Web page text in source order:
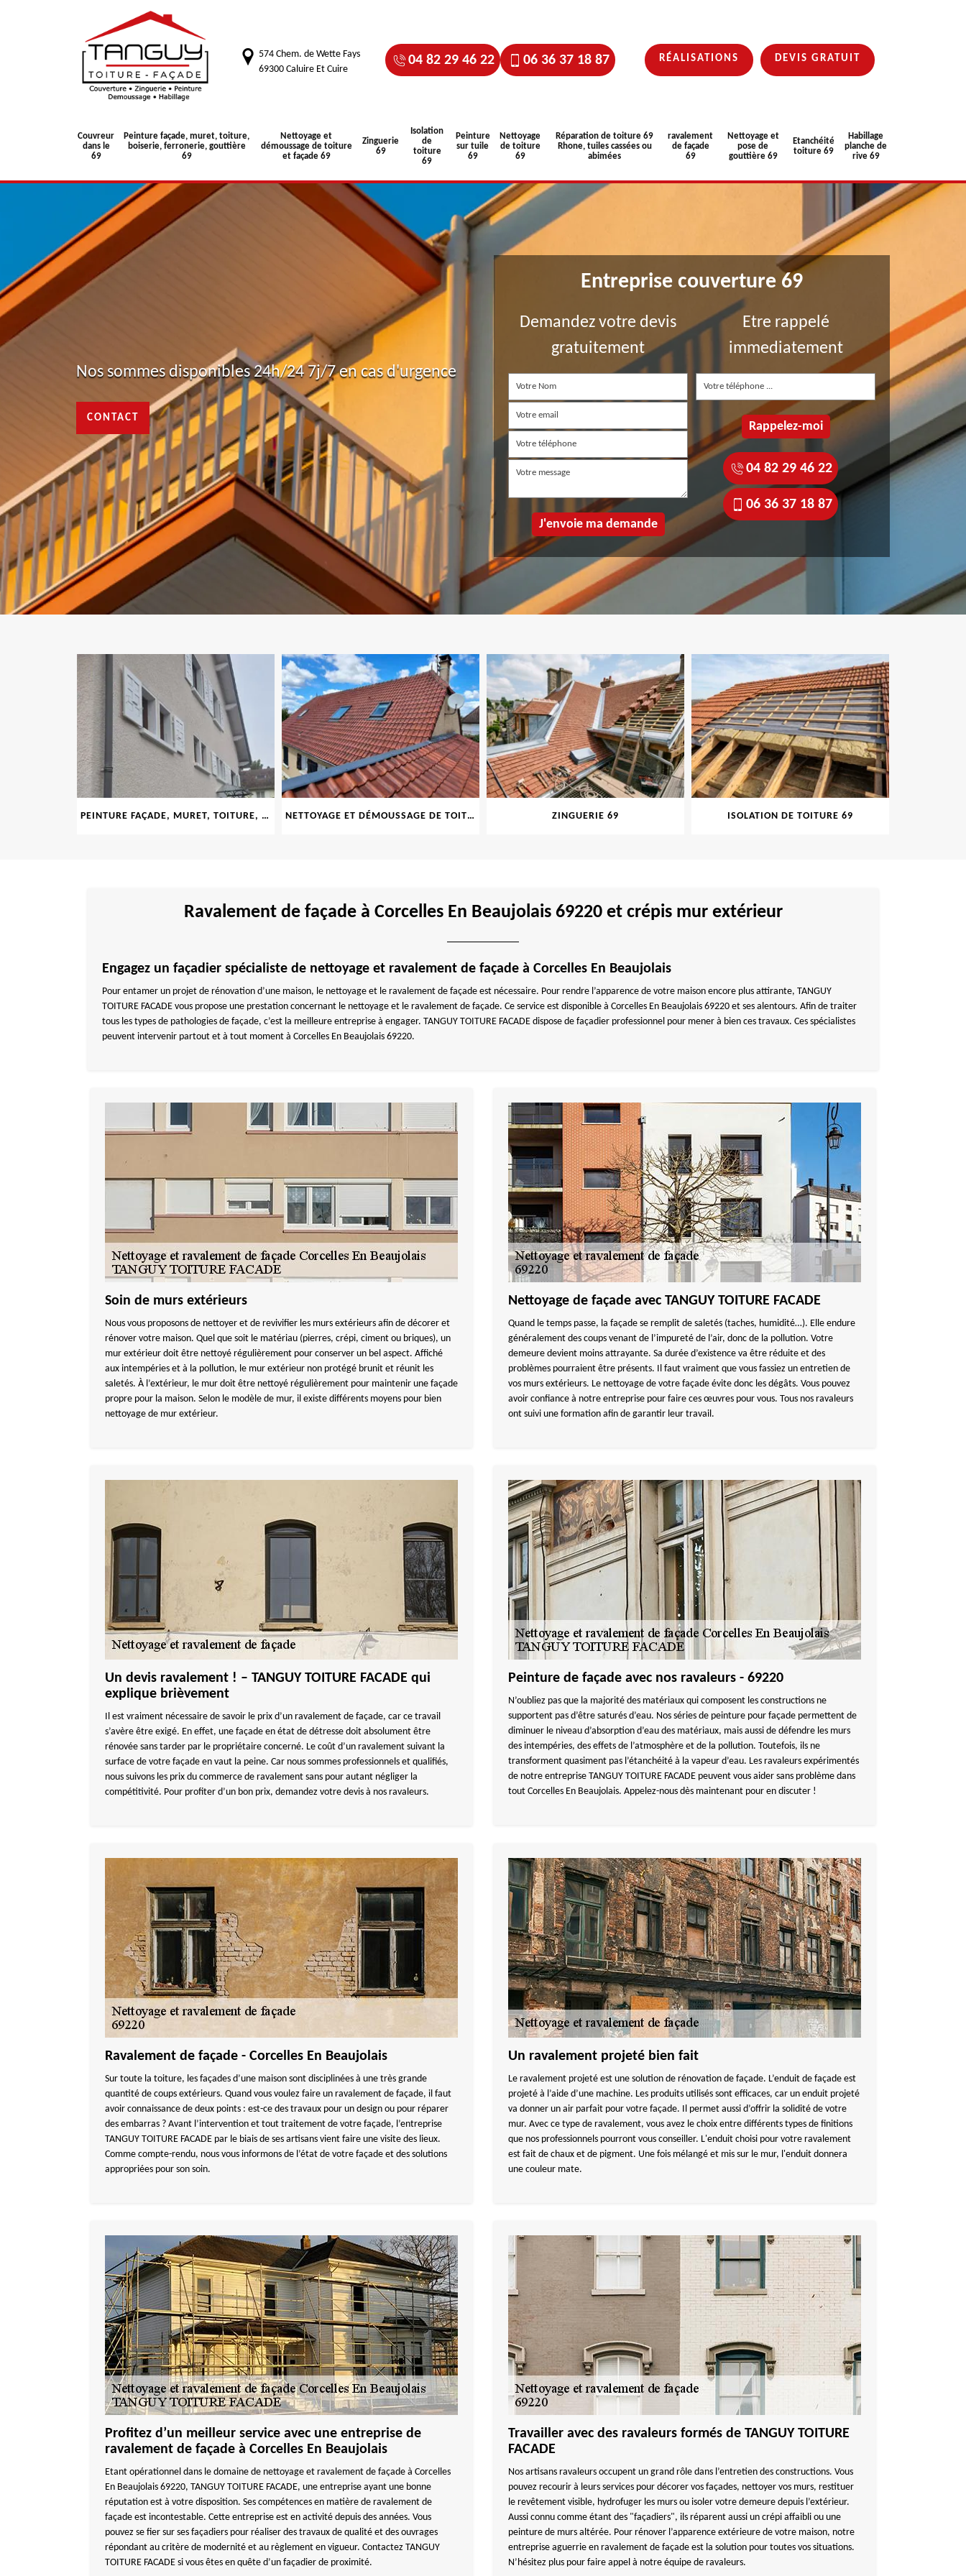
574 Chem. de Wette Fays
69300 Caluire Et Cuire
04 82 29 46 22 06 36 37 18 87 RÉALISATIONS DEVIS GRATUIT
Couvreur
dans le
69
Peinture façade, muret, toiture,
boiserie, ferronerie, gouttière
69
Nettoyage et
démoussage de toiture
et façade 69
Zinguerie
69
Isolation
de
toiture
69
Peinture
sur tuile
69
Nettoyage
de toiture
69
Réparation de toiture 69
Rhone, tuiles cassées ou
abimées
ravalement
de façade
69
Nettoyage et
pose de
gouttière 69
Etanchéité
toiture 69
Habillage
planche de
rive 69
Nos sommes disponibles 24h/24 7j/7 en cas d'urgence
CONTACT
Entreprise couverture 69
Demandez votre devis
gratuitement
Etre rappelé
immediatement
04 82 29 46 22
06 36 37 18 87
PEINTURE FAÇADE, MURET, TOITURE, BOISERIE, FERRONERIE, GOUTTIÈRE 69 NETTOYAGE ET DÉMOUSSAGE DE TOITURE ET FAÇADE 69 ZINGUERIE 69 ISOLATION DE TOITURE 69
Ravalement de façade à Corcelles En Beaujolais 69220 et crépis mur extérieur
Engagez un façadier spécialiste de nettoyage et ravalement de façade à Corcelles En Beaujolais
Pour entamer un projet de rénovation d’une maison, le nettoyage et le ravalement de façade est nécessaire. Pour rendre l’apparence de votre maison encore plus attirante, TANGUY
TOITURE FACADE vous propose une prestation concernant le nettoyage et le ravalement de façade. Ce service est disponible à Corcelles En Beaujolais 69220 et ses alentours. Afin de traiter
tous les types de pathologies de façade, c’est la meilleure entreprise à engager. TANGUY TOITURE FACADE dispose de façadier professionnel pour mener à bien ces travaux. Ces spécialistes
peuvent intervenir partout et à tout moment à Corcelles En Beaujolais 69220.
Soin de murs extérieurs
Nous vous proposons de nettoyer et de revivifier les murs extérieurs afin de décorer et
rénover votre maison. Quel que soit le matériau (pierres, crépi, ciment ou briques), un
mur extérieur doit être nettoyé régulièrement pour conserver un bel aspect. Affiché
aux intempéries et à la pollution, le mur extérieur non protégé brunit et réunit les
saletés. À l’extérieur, le mur doit être nettoyé régulièrement pour maintenir une façade
propre pour la maison. Selon le modèle de mur, il existe différents moyens pour bien
nettoyage de mur extérieur.
Nettoyage de façade avec TANGUY TOITURE FACADE
Quand le temps passe, la façade se remplit de saletés (taches, humidité…). Elle endure
généralement des coups venant de l’impureté de l’air, donc de la pollution. Votre
demeure devient moins attrayante. Sa durée d’existence va être réduite et des
problèmes pourraient être présents. Il faut vraiment que vous fassiez un entretien de
vos murs extérieurs. Le nettoyage de votre façade évite donc les dégâts. Vous pouvez
avoir confiance à notre entreprise pour faire ces œuvres pour vous. Tous nos ravaleurs
ont suivi une formation afin de garantir leur travail.
Un devis ravalement ! – TANGUY TOITURE FACADE qui
explique brièvement
Il est vraiment nécessaire de savoir le prix d’un ravalement de façade, car ce travail
s’avère être exigé. En effet, une façade en état de détresse doit absolument être
rénovée sans tarder par le propriétaire concerné. Le coût d’un ravalement suivant la
surface de votre façade en vaut la peine. Car nous sommes professionnels et qualifiés,
nous suivons les prix du commerce de ravalement sans pour autant négliger la
compétitivité. Pour profiter d’un bon prix, demandez votre devis à nos ravaleurs.
Peinture de façade avec nos ravaleurs - 69220
N’oubliez pas que la majorité des matériaux qui composent les constructions ne
supportent pas d’être saturés d’eau. Nos séries de peinture pour façade permettent de
diminuer le niveau d’absorption d’eau des matériaux, mais aussi de défendre les murs
des intempéries, des effets de l’atmosphère et de la pollution. Toutefois, ils ne
transforment quasiment pas l’étanchéité à la vapeur d’eau. Les ravaleurs expérimentés
de notre entreprise TANGUY TOITURE FACADE peuvent vous aider sans problème dans
tout Corcelles En Beaujolais. Appelez-nous dès maintenant pour en discuter !
Ravalement de façade - Corcelles En Beaujolais
Sur toute la toiture, les façades d’une maison sont disciplinées à une très grande
quantité de coups extérieurs. Quand vous voulez faire un ravalement de façade, il faut
avoir connaissance de deux points : est-ce des travaux pour un design ou pour réparer
des embarras ? Avant l’intervention et tout traitement de votre façade, l’entreprise
TANGUY TOITURE FACADE par le biais de ses artisans vient faire une visite des lieux.
Comme compte-rendu, nous vous informons de l’état de votre façade et des solutions
appropriées pour son soin.
Un ravalement projeté bien fait
Le ravalement projeté est une solution de rénovation de façade. L’enduit de façade est
projeté à l’aide d’une machine. Les produits utilisés sont efficaces, car un enduit projeté
va donner un air parfait pour votre façade. Il permet aussi d’offrir la solidité de votre
mur. Avec ce type de ravalement, vous avez le choix entre différents types de finitions
que nos professionnels pourront vous conseiller. L'enduit choisi pour votre ravalement
est fait de chaux et de pigment. Une fois mélangé et mis sur le mur, l'enduit donnera
une couleur mate.
Profitez d’un meilleur service avec une entreprise de
ravalement de façade à Corcelles En Beaujolais
Etant opérationnel dans le domaine de nettoyage et ravalement de façade à Corcelles
En Beaujolais 69220, TANGUY TOITURE FACADE, une entreprise ayant une bonne
réputation est à votre disposition. Ses compétences en matière de ravalement de
façade est incontestable. Cette entreprise est en activité depuis des années. Vous
pouvez se fier sur ses façadiers pour réaliser des travaux de qualité et des ouvrages
répondant au critère de modernité et au règlement en vigueur. Contactez TANGUY
TOITURE FACADE si vous êtes en quête d’un façadier de proximité.
Travailler avec des ravaleurs formés de TANGUY TOITURE
FACADE
Nos artisans ravaleurs occupent un grand rôle dans l’entretien des constructions. Vous
pouvez recourir à leurs services pour décorer vos façades, nettoyer vos murs, restituer
le revêtement visible, hydrofuger les murs ou isoler votre demeure depuis l’extérieur.
Aussi connu comme étant des "façadiers", ils réparent aussi un crépi affaibli ou une
peinture de murs altérée. Pour rénover l’apparence extérieure de votre maison, notre
entreprise aguerrie en ravalement de façade est la solution pour toutes vos situations.
N’hésitez plus pour faire appel à notre équipe de ravaleurs.